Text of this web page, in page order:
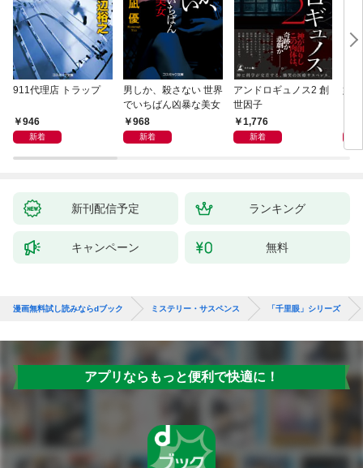
911代理店 トラップ
946
新着
男しか、殺さない 世界
でいちばん凶暴な美女
968
新着
アンドロギュノス2 創
世因子
1,776
新着
姐
新刊配信予定 ランキング
キャンペーン 無料
漫画無料試し読みならdブック ミステリー・サスペンス 「千里眼」シリーズ
アプリならもっと便利で快適に！